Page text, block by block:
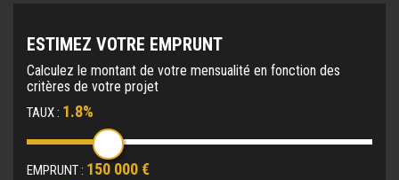
ESTIMEZ VOTRE EMPRUNT
Calculez le montant de votre mensualité en fonction des
critères de votre projet
TAUX : 1.8%
EMPRUNT : 150 000 €